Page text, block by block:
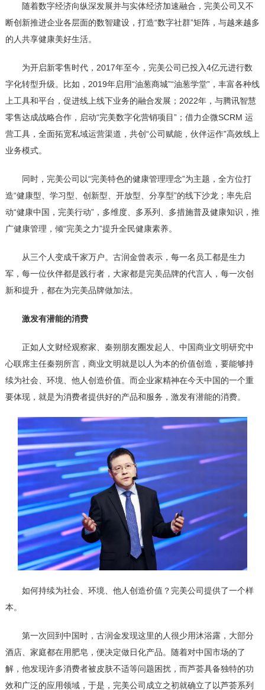
随着数字经济向纵深发展并与实体经济加速融合，完美公司又不
断创新推进企业各层面的数智建设，打造“数字社群”矩阵，与越来越多
的人共享健康美好生活。
为开启新零售时代，2017年至今，完美公司已投入4亿元进行数
字化转型升级。比如，2019年启用“油葱商城”“油葱学堂”，丰富各种线
上工具和平台，促进线上线下业务的融合发展；2022年，与腾讯智慧
零售达成战略合作，启动“完美数字化营销项目”；借力企微SCRM 运
营工具，全面拓宽私域运营渠道，共创“公司赋能，伙伴运作”高效线上
业务模式。
同时，完美公司以“完美特色的健康管理理念”为主题，全方位打
造“健康型、学习型、创新型、开放型、分享型”的线下沙龙；率先启
动“健康中国，完美行动”，多维度、多系列、多措施普及健康知识，推
广健康管理，倾“完美之力”提升全民健康素养。
从三个人变成千家万户。古润金曾表示，每一名员工都是生力
军，每一位伙伴都是践行者，大家都是完美品牌的代言人，每一次创
新和提升，都在为完美品牌做加法。
激发有潜能的消费
正如人文财经观察家、秦朔朋友圈发起人、中国商业文明研究中
心联席主任秦朔所言，商业文明就是以人为本的价值创造，要能够持
续为社会、环境、他人创造价值。而企业家精神在今天中国的一个重
要体现，就是为消费者提供好的产品和服务，激发有潜能的消费。
如何持续为社会、环境、他人创造价值？完美公司提供了一个样
本。
第一次回到中国时，古润金发现这里的人很少用沐浴露，大部分
酒店、家庭都在用肥皂，便决定做日化产品。随着对中国市场的了
解，他发现许多消费者被皮肤不适等问题困扰，而芦荟具备独特的功
效和广泛的应用领域，于是，完美公司成立之初就确立了以芦荟系列